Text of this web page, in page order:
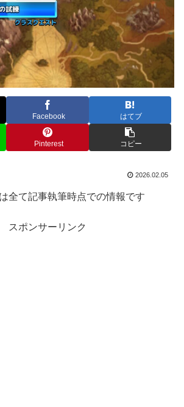
Facebook はてブ
Pinterest コピー
2026.02.05
全て記事執筆時点での情報です
スポンサーリンク